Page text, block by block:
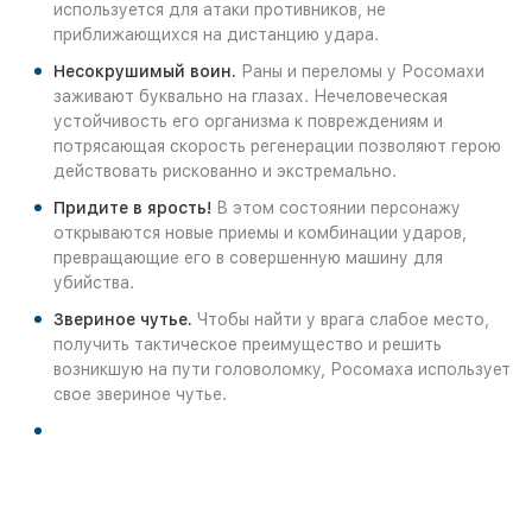
используется для атаки противников, не
приближающихся на дистанцию удара.
Несокрушимый воин. Раны и переломы у Росомахи
заживают буквально на глазах. Нечеловеческая
устойчивость его организма к повреждениям и
потрясающая скорость регенерации позволяют герою
действовать рискованно и экстремально.
Придите в ярость! В этом состоянии персонажу
открываются новые приемы и комбинации ударов,
превращающие его в совершенную машину для
убийства.
Звериное чутье. Чтобы найти у врага слабое место,
получить тактическое преимущество и решить
возникшую на пути головоломку, Росомаха использует
свое звериное чутье.